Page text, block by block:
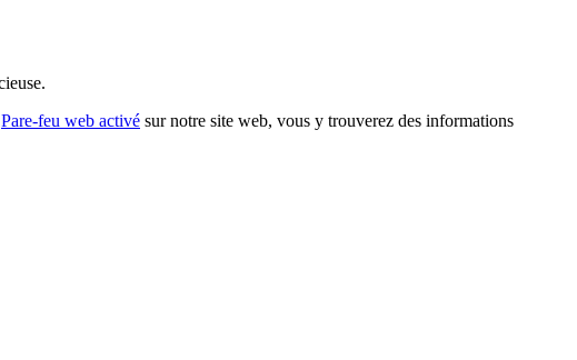
Pare-feu web activé sur notre site web, vous y trouverez des informations